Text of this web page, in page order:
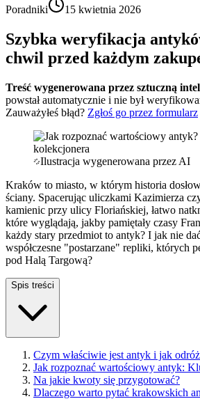
Poradniki
15 kwietnia 2026
Szybka weryfikacja
chwil przed każdym
Treść wygenerowana przez sztuczną
powstał automatycznie i nie był
Zauważyłeś błąd? Zgłoś go przez formularz
Ilustracja wygenerowana przez AI
Kraków to miasto, w którym historia
ściany. Spacerując uliczkami Kazimierza
kamienic przy ulicy Floriańskiej, łatwo
które wyglądają, jakby pamiętały czasy
każdy stary przedmiot to antyk? I jak nie
współczesne "postarzane" repliki, których
pod Halą Targową?
Spis treści
Czym właściwie jest antyk i jak
Jak rozpoznać wartościowy antyk:
Na jakie kwoty się przygotować?
Dlaczego warto pytać krakowskich